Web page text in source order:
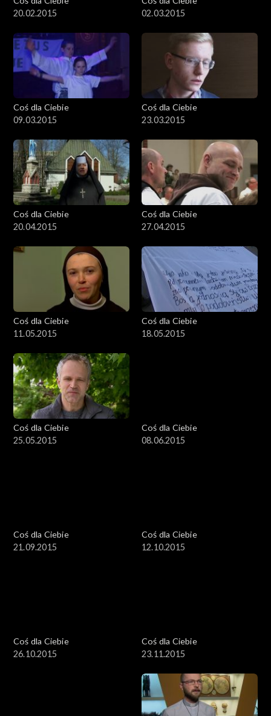
20.02.2015
02.03.2015
Coś dla Ciebie
09.03.2015
Coś dla Ciebie
23.03.2015
Coś dla Ciebie
20.04.2015
Coś dla Ciebie
27.04.2015
Coś dla Ciebie
11.05.2015
Coś dla Ciebie
18.05.2015
Coś dla Ciebie
25.05.2015
Coś dla Ciebie
08.06.2015
Coś dla Ciebie
21.09.2015
Coś dla Ciebie
12.10.2015
Coś dla Ciebie
26.10.2015
Coś dla Ciebie
23.11.2015